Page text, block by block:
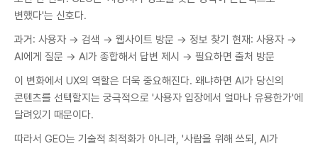
변했다'는 신호다.
과거: 사용자 → 검색 → 웹사이트 방문 → 정보 찾기 현재: 사용자 →
AI에게 질문 → AI가 종합해서 답변 제시 → 필요하면 출처 방문
이 변화에서 UX의 역할은 더욱 중요해진다. 왜냐하면 AI가 당신의
콘텐츠를 선택할지는 궁극적으로 '사용자 입장에서 얼마나 유용한가'에
달려있기 때문이다.
따라서 GEO는 기술적 최적화가 아니라, '사람을 위해 쓰되, AI가